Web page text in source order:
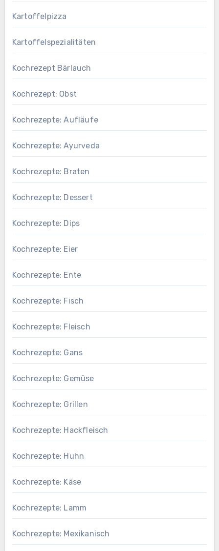
Kartoffelpizza
Kartoffelspezialitäten
Kochrezept Bärlauch
Kochrezept: Obst
Kochrezepte: Aufläufe
Kochrezepte: Ayurveda
Kochrezepte: Braten
Kochrezepte: Dessert
Kochrezepte: Dips
Kochrezepte: Eier
Kochrezepte: Ente
Kochrezepte: Fisch
Kochrezepte: Fleisch
Kochrezepte: Gans
Kochrezepte: Gemüse
Kochrezepte: Grillen
Kochrezepte: Hackfleisch
Kochrezepte: Huhn
Kochrezepte: Käse
Kochrezepte: Lamm
Kochrezepte: Mexikanisch